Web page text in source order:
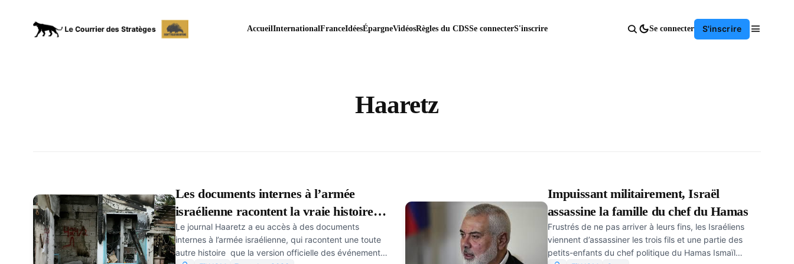
AccueilInternationalFranceIdéesÉpargneVidéosRègles du CDSSe connecterS'inscrire Se connecter S'inscrire
Haaretz
Les documents internes à l’armée
israélienne racontent la vraie histoire
du « 7 octobre »
Le journal Haaretz a eu accès à des documents
internes à l’armée israélienne, qui racontent une toute
autre histoire que la version officielle des événements
Impuissant militairement, Israël
assassine la famille du chef du Hamas
Frustrés de ne pas arriver à leurs fins, les Israéliens
viennent d’assassiner les trois fils et une partie des
petits-enfants du chef politique du Hamas Ismaïl